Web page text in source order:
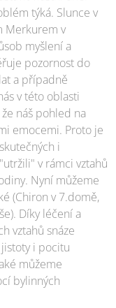
týká. Slunce v
Merkurem v
myšlení a
pozornost do
a případně
v této oblasti
náš pohled na
emocemi. Proto je
i
v rámci vztahů
Nyní můžeme
(Chiron v 7.domě,
Díky léčení a
vztahů snáze
i pocitu
můžeme
bylinných